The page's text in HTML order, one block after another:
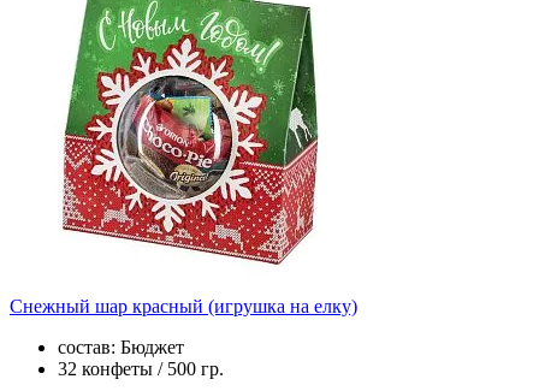
Снежный шар красный (игрушка на елку)
состав: Бюджет
32 конфеты / 500 гр.